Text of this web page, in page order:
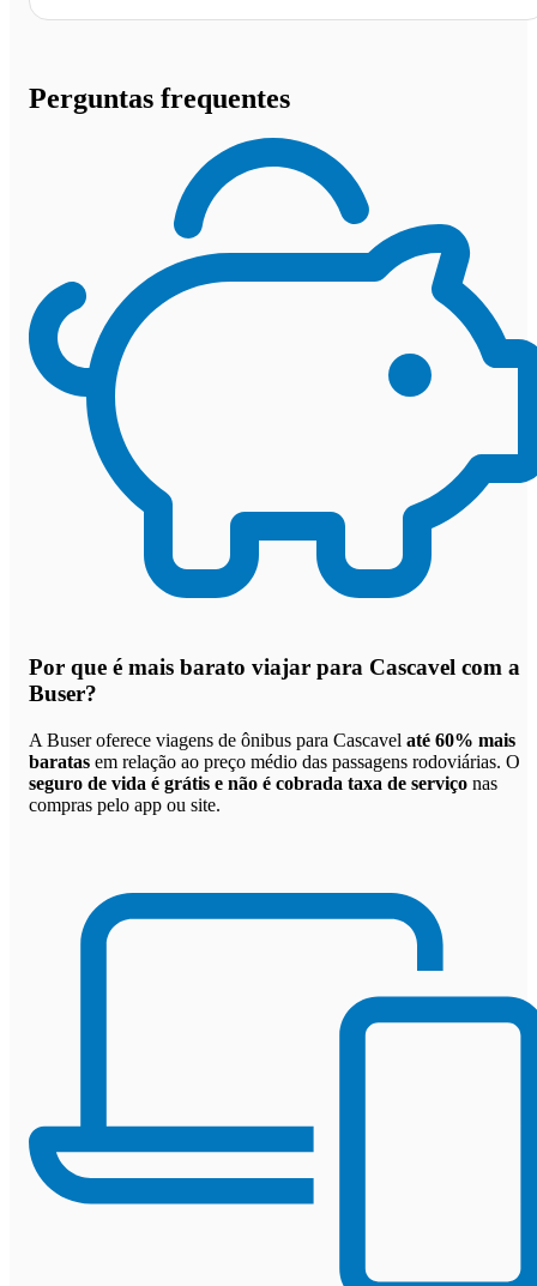
Perguntas frequentes
Por que é mais barato viajar para Cascavel com a
Buser?
A Buser oferece viagens de ônibus para Cascavel até 60% mais
baratas em relação ao preço médio das passagens rodoviárias. O
seguro de vida é grátis e não é cobrada taxa de serviço nas
compras pelo app ou site.